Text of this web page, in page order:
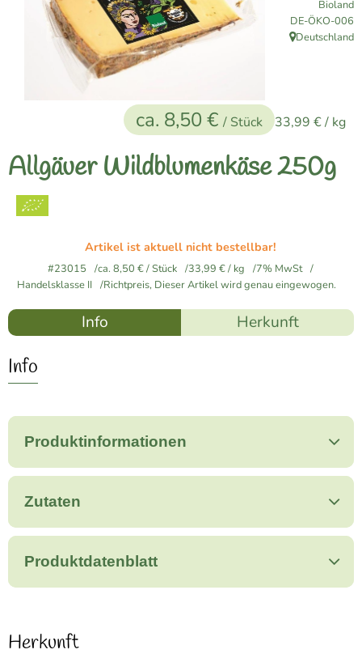
Naturkost
Vegane Küche
Naturkosmetik
Haus, Garten etc.
Über uns
Verkauf
Lieferservice
Allgäuer Wildblumenkäse 250g
ca. 8,50 € / Stück 33,99 €/ kg
Bioland
, Kontrollstelle:
DE-ÖKO-006
, Herkunft:
Deutschland
Artikel ist aktuell nicht bestellbar!
#23015 ca. 8,50 €/ Stück 33,99 €/ kg
7% MwSt
Handelsklasse II
Richtpreis, Dieser Artikel wird genau eingewogen.
Info Herkunft
Info
Produktinformationen
Zutaten
Produktdatenblatt
Herkunft